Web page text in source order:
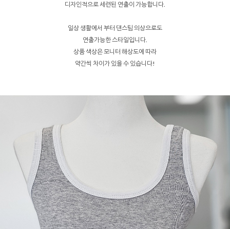
디자인적으로 세련된 연출이 가능합니다.
일상 생활에서 부터 댄스팀 의상으로도
연출가능한 스타일입니다.
상품 색상은 모니터 해상도에 따라
약간씩 차이가 있을 수 있습니다!